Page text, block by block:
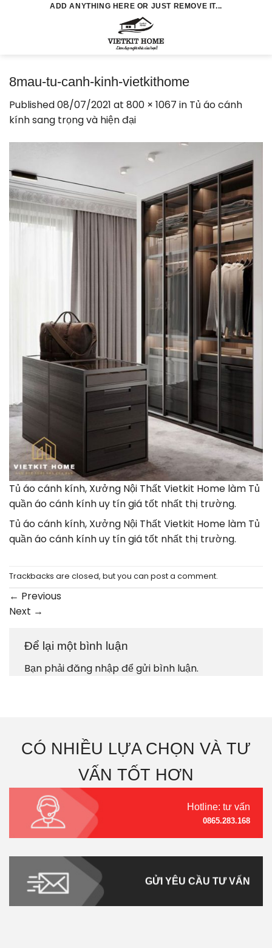
ADD ANYTHING HERE OR JUST REMOVE IT...
8mau-tu-canh-kinh-vietkithome
Published08/07/2021 at 800 × 1067 in Tủ áo cánh
kính sang trọng và hiện đại
Tủ áo cánh kính, Xưởng Nội Thất Vietkit Home làm Tủ
quần áo cánh kính uy tín giá tốt nhất thị trường.
Tủ áo cánh kính, Xưởng Nội Thất Vietkit Home làm Tủ
quần áo cánh kính uy tín giá tốt nhất thị trường.
Trackbacks are closed, but you can post a comment.
← Previous
Next →
Để lại một bình luận
Bạn phảiđăng nhậpđể gửi bình luận.
CÓ NHIỀU LỰA CHỌN VÀ TƯ
VẤN TỐT HƠN
Hotline: tư vấn
0865.283.168
GỬI YÊU CẦU TƯ VẤN